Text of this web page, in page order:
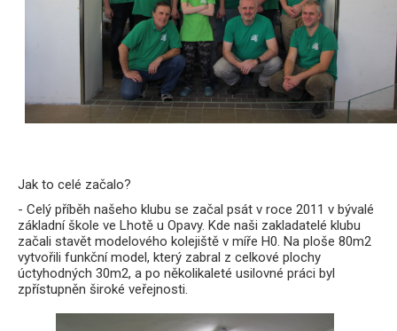
Jak to celé začalo?
- Celý příběh našeho klubu se začal psát v roce 2011 v bývalé
základní škole ve Lhotě u Opavy. Kde naši zakladatelé klubu
začali stavět modelového kolejiště v míře H0. Na ploše 80m2
vytvořili funkční model, který zabral z celkové plochy
úctyhodných 30m2, a po několikaleté usilovné práci byl
zpřístupněn široké veřejnosti.